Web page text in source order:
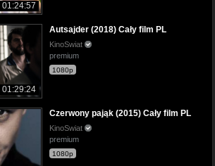
01:24:57
01:29:24
Autsajder (2018) Cały film PL
KinoSwiat
premium
1080p
Czerwony pająk (2015) Cały film PL
KinoSwiat
premium
1080p